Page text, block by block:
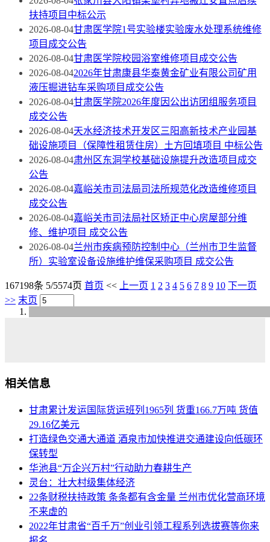
扶持项目中标公示
2026-08-04甘肃医学院1号实验楼实验废水处理系统维修
项目成交公告
2026-08-04甘肃医学院校园浴室维修项目成交公告
2026-08-042026年甘肃康县华泰黄金矿业有限公司矿用
液压掘进钻车采购项目成交公告
2026-08-04甘肃医学院2026年度因公出访团组服务项目
成交公告
2026-08-04天水经济技术开发区三阳高新技术产业园基
础设施项目（保障性租赁住房）土方回填项目 中标公告
2026-08-04肃州区东洞学校基础设施提升改造项目成交
公告
2026-08-04嘉峪关市司法局司法所规范化改造维修项目
成交公告
2026-08-04嘉峪关市司法局社区矫正中心房屋部分维
修、维护项目 成交公告
2026-08-04兰州市疾病预防控制中心（兰州市卫生监督
所）实验室设备设施维护维保采购项目 成交公告
167198条 5/5574页 首页 << 上一页 1 2 3 4 5 6 7 8 9 10 下一页
>> 末页
相关信息
甘肃累计发运国际货运班列1965列 货重166.7万吨 货值
29.16亿美元
打造绿色交通大通道 酒泉市加快推进交通建设向低碳环
保转型
华池县“万企兴万村”行动助力春耕生产
灵台：壮大村级集体经济
22条财税扶持政策 条条都有含金量 兰州市优化营商环境
不来虚的
2022年甘肃省“百千万”创业引领工程系列选拔赛等你来